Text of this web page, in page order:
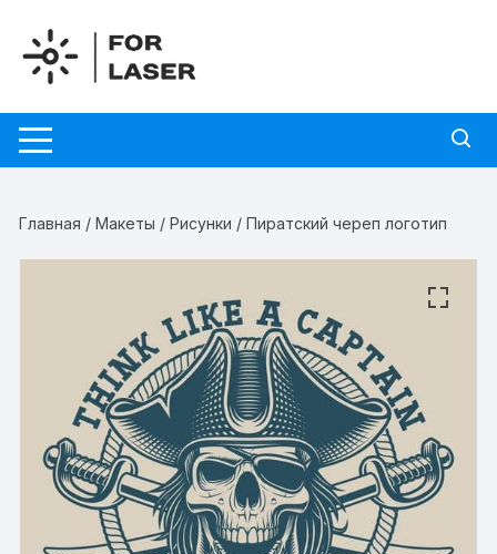
содержимому
Главная /Макеты /Рисунки / Пиратский череп логотип